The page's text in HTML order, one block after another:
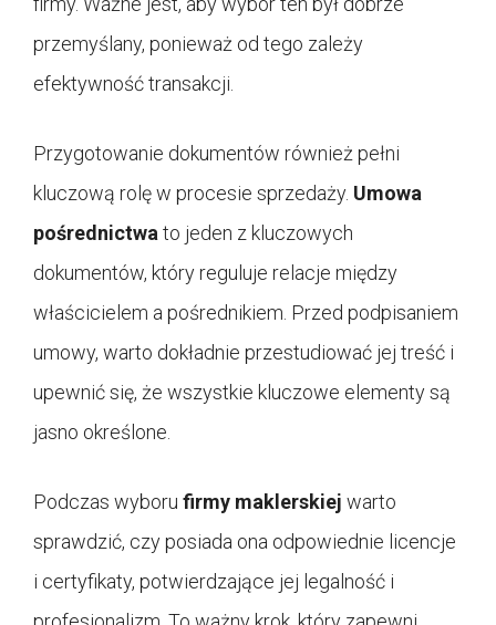
przemyślany, ponieważ od tego zależy
efektywność transakcji.
Przygotowanie dokumentów również pełni
kluczową rolę w procesie sprzedaży. Umowa
pośrednictwa to jeden z kluczowych
dokumentów, który reguluje relacje między
właścicielem a pośrednikiem. Przed podpisaniem
umowy, warto dokładnie przestudiować jej treść i
upewnić się, że wszystkie kluczowe elementy są
jasno określone.
Podczas wyboru firmy maklerskiej warto
sprawdzić, czy posiada ona odpowiednie licencje
i certyfikaty, potwierdzające jej legalność i